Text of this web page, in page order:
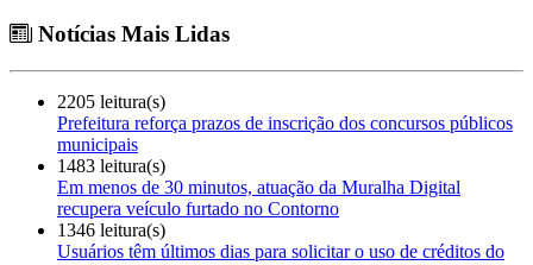
Notícias Mais Lidas
2205 leitura(s)
Prefeitura reforça prazos de inscrição dos concursos públicos
municipais
1483 leitura(s)
Em menos de 30 minutos, atuação da Muralha Digital
recupera veículo furtado no Contorno
1346 leitura(s)
Usuários têm últimos dias para solicitar o uso de créditos do